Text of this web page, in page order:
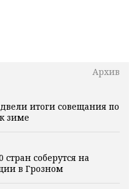
Архив
итоги совещания по
зиме
стран соберутся на
в Грозном